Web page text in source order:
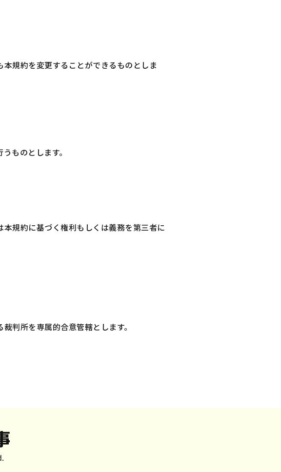
規約を変更することができるものとしま
ものとします。
規約に基づく権利もしくは義務を第三者に
判所を専属的合意管轄とします。